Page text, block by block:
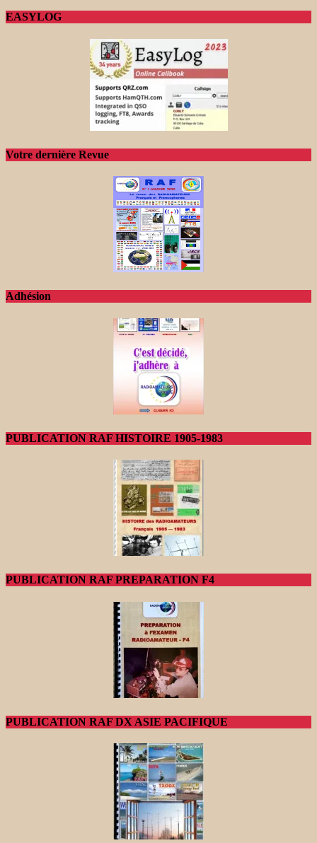
EASYLOG
Votre dernière Revue
Adhésion
PUBLICATION RAF HISTOIRE 1905-1983
PUBLICATION RAF PREPARATION F4
PUBLICATION RAF DX ASIE PACIFIQUE